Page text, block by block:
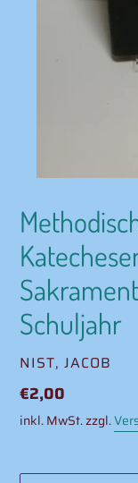
Schuljahr
VERKÄUFER
NIST, JACOB
Normaler
Preis
€2,00
inkl. MwSt. zzgl.